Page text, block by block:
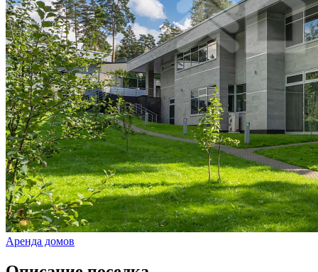
Аренда домов